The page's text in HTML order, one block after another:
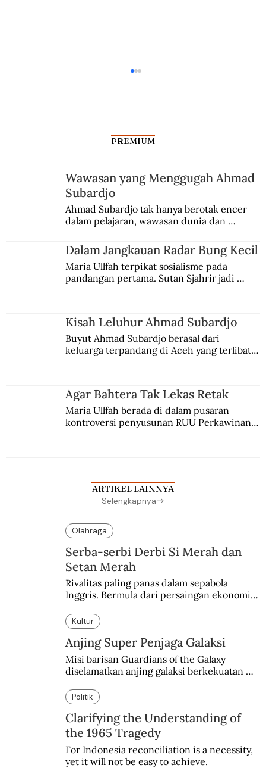
PREMIUM
Wawasan yang Menggugah Ahmad
Subardjo
Ahmad Subardjo tak hanya berotak encer
dalam pelajaran, wawasan dunia dan
Jules Verne, Multatuli, hingga Sun Yat-sen.
Dalam Jangkauan Radar Bung Kecil
Maria Ullfah terpikat sosialisme pada
pandangan pertama. Sutan Sjahrir jadi
Kisah Leluhur Ahmad Subardjo
Buyut Ahmad Subardjo berasal dari
keluarga terpandang di Aceh yang terlibat
Agar Bahtera Tak Lekas Retak
Maria Ullfah berada di dalam pusaran
kontroversi penyusunan RUU Perkawinan.
ARTIKEL LAINNYA
Selengkapnya
Olahraga
Serba-serbi Derbi Si Merah dan
Setan Merah
Rivalitas paling panas dalam sepabola
Inggris. Bermula dari persaingan ekonomi
Kultur
Anjing Super Penjaga Galaksi
Misi barisan Guardians of the Galaxy
diselamatkan anjing galaksi berkekuatan
si martir antariksa Soviet.
Politik
Clarifying the Understanding of
the 1965 Tragedy
For Indonesia reconciliation is a necessity,
yet it will not be easy to achieve.